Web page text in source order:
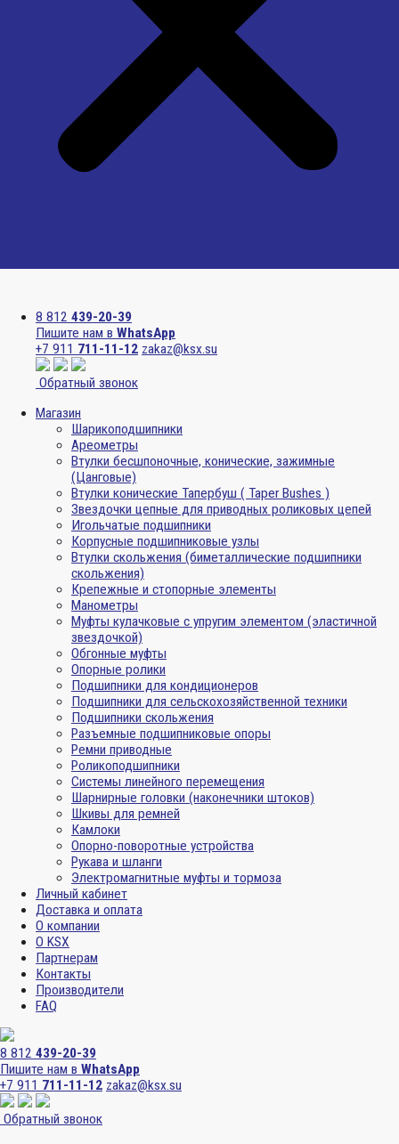
8 812 439-20-39
Пишите нам в WhatsApp
+7 911 711-11-12 zakaz@ksx.su
Обратный звонок
Магазин
Шарикоподшипники
Ареометры
Втулки бесшпоночные, конические, зажимные
(Цанговые)
Втулки конические Тапербуш ( Taper Bushes )
Звездочки цепные для приводных роликовых цепей
Игольчатые подшипники
Корпусные подшипниковые узлы
Втулки скольжения (биметаллические подшипники
скольжения)
Крепежные и стопорные элементы
Манометры
Муфты кулачковые с упругим элементом (эластичной
звездочкой)
Обгонные муфты
Опорные ролики
Подшипники для кондиционеров
Подшипники для сельскохозяйственной техники
Подшипники скольжения
Разъемные подшипниковые опоры
Ремни приводные
Роликоподшипники
Системы линейного перемещения
Шарнирные головки (наконечники штоков)
Шкивы для ремней
Камлоки
Опорно-поворотные устройства
Рукава и шланги
Электромагнитные муфты и тормоза
Личный кабинет
Доставка и оплата
О компании
О KSX
Партнерам
Контакты
Производители
FAQ
8 812 439-20-39
Пишите нам в WhatsApp
+7 911 711-11-12 zakaz@ksx.su
Обратный звонок